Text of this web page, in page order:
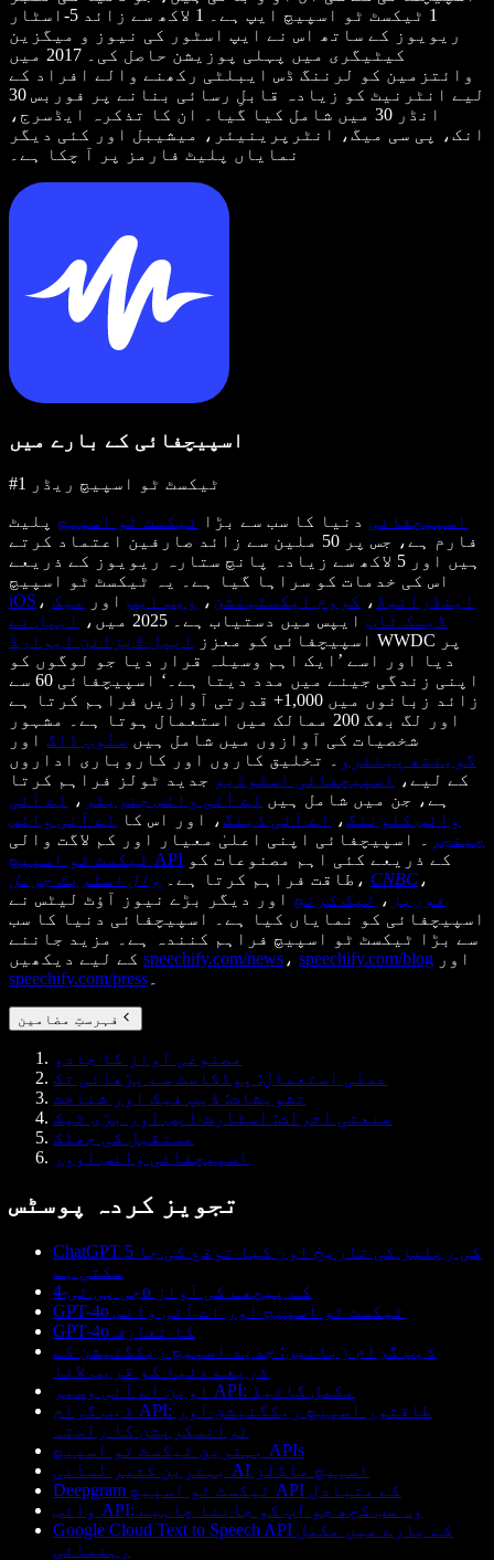
1 ٹیکسٹ ٹو اسپیچ ایپ ہے۔ 1 لاکھ سے زائد 5-اسٹار
ریویوز کے ساتھ اس نے ایپ اسٹور کی نیوز و میگزین
کیٹیگری میں پہلی پوزیشن حاصل کی۔ 2017 میں
وائتزمین کو لرننگ ڈس ایبلٹی رکھنے والے افراد کے
لیے انٹرنیٹ کو زیادہ قابلِ رسائی بنانے پر فوربس 30
انڈر 30 میں شامل کیا گیا۔ ان کا تذکرہ ایڈسرج،
انک، پی سی میگ، انٹرپرینیئر، میشیبل اور کئی دیگر
نمایاں پلیٹ فارمز پر آ چکا ہے۔
اسپیچفائی کے بارے میں
#1 ٹیکسٹ ٹو اسپیچ ریڈر
اسپیچفائی دنیا کا سب سے بڑا ٹیکسٹ ٹو اسپیچ پلیٹ
فارم ہے، جس پر 50 ملین سے زائد صارفین اعتماد کرتے
ہیں اور 5 لاکھ سے زیادہ پانچ ستارہ ریویوز کے ذریعے
اس کی خدمات کو سراہا گیا ہے۔ یہ ٹیکسٹ ٹو اسپیچ
iOS ، اینڈرائیڈ ، کروم ایکسٹینشن ، ویب ایپ اور
میک
ڈیسک ٹاپ ایپس میں دستیاب ہے۔ 2025 میں،
ایپل نے
اسپیچفائی کو معزز
ایپل ڈیزائن ایوارڈ
WWDC پر
دیا اور اسے ’ایک اہم وسیلہ قرار دیا جو لوگوں کو
اپنی زندگی جینے میں مدد دیتا ہے۔‘ اسپیچفائی 60 سے
زائد زبانوں میں 1,000+ قدرتی آوازیں فراہم کرتا ہے
اور لگ بھگ 200 ممالک میں استعمال ہوتا ہے۔ مشہور
شخصیات کی آوازوں میں شامل ہیں سنُوپ ڈاگ اور
گوینتھ پیلٹرو
۔ تخلیق کاروں اور کاروباری اداروں
کے لیے،
اسپیچفائی اسٹوڈیو جدید ٹولز فراہم کرتا
ہے، جن میں شامل ہیں اے آئی وائس جنریٹر ،
اے آئی
وائس کلوننگ، اے آئی ڈبنگ، اور اس کا
اے آئی وائس
چینجر
۔ اسپیچفائی اپنی اعلیٰ معیار اور کم لاگت والی
ٹیکسٹ ٹو اسپیچ API
طاقت فراہم کرتا ہے۔
وال اسٹریٹ جرنل ، CNBC ،
فوربز ، ٹیک کرنچ اور دیگر بڑے نیوز آؤٹ لیٹس نے
اسپیچفائی کو نمایاں کیا ہے۔ اسپیچفائی دنیا کا سب
سے بڑا ٹیکسٹ ٹو اسپیچ فراہم کنندہ ہے۔ مزید جاننے
speechify.com/news ، speechify.com/blog اور
speechify.com/press
فہرستِ مضامین
مصنوعی آواز کا جادو
عملی استعمال: پوڈکاسٹ سے پڑھائی تک
تشویشات: ڈیپ فیک اور شناخت
صنعتی اثرات: اسٹارٹ اپس اور بڑی ٹیک
مستقبل کی جھلک
اسپیچفائی وائس اوور
تجویز کردہ پوسٹس
ChatGPT 5 کی ریلیز کی تاریخ اور کیا توقع کی جا
سکتی ہے
جی پی ٹی-4o کے پیچھے کی آواز
GPT-4o ٹیکسٹ ٹو اسپیچ اور اے آئی وائس
GPT-4o کا تعارف
ڈیپ گرام زبانیں: جدید اسپیچ ریکگنیشن کے
ذریعے دنیا کو قریب لانا
اوپن اے آئی وسپر API: مکمل گائیڈ
ڈیپ گرام API: طاقتور اسپیچ ریکگنیشن اور
ٹرانسکرپشن کا راستہ
بہترین ٹیکسٹ ٹو اسپیچ APIs
بہترین کثیر لسانی AI اسپیچ ماڈلز
Deepgram ٹیکسٹ ٹو اسپیچ API کے متبادل
وائس API: وہ سب کچھ جو آپ کو جاننا چاہیے
Google Cloud Text to Speech API کے بارے میں مکمل
رہنمائی